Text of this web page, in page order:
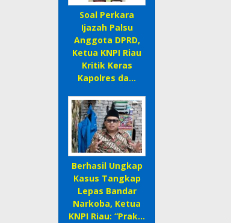
Soal Perkara
Ijazah Palsu
Anggota DPRD,
Ketua KNPI Riau
Kritik Keras
Kapolres da…
Berhasil Ungkap
Kasus Tangkap
Lepas Bandar
Narkoba, Ketua
KNPI Riau: “Prak…